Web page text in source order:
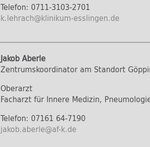
Telefon: 0711-3103-2701
k.lehrach@klinikum-esslingen.de
Jakob Aberle
Zentrumskoordinator am Standort
Oberarzt
Facharzt für Innere Medizin,
Telefon: 07161 64-7190
jakob.aberle@af-k.de